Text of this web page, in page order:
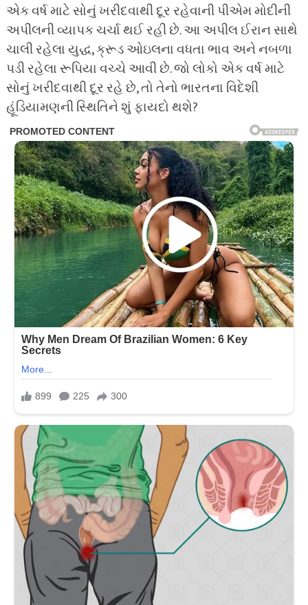
એક વર્ષ માટે સોનું ખરીદવાથી દૂર રહેવાની પીએમ મોદીની
અપીલની વ્યાપક ચર્ચા થઈ રહી છે. આ અપીલ ઈરાન સાથે
ચાલી રહેલા યુદ્ધ, ક્રૂડ ઓઇલના વધતા ભાવ અને નબળા
પડી રહેલા રૂપિયા વચ્ચે આવી છે. જો લોકો એક વર્ષ માટે
સોનું ખરીદવાથી દૂર રહે છે, તો તેનો ભારતના વિદેશી
હૂંડિયામણની સ્થિતિને શું ફાયદો થશે?